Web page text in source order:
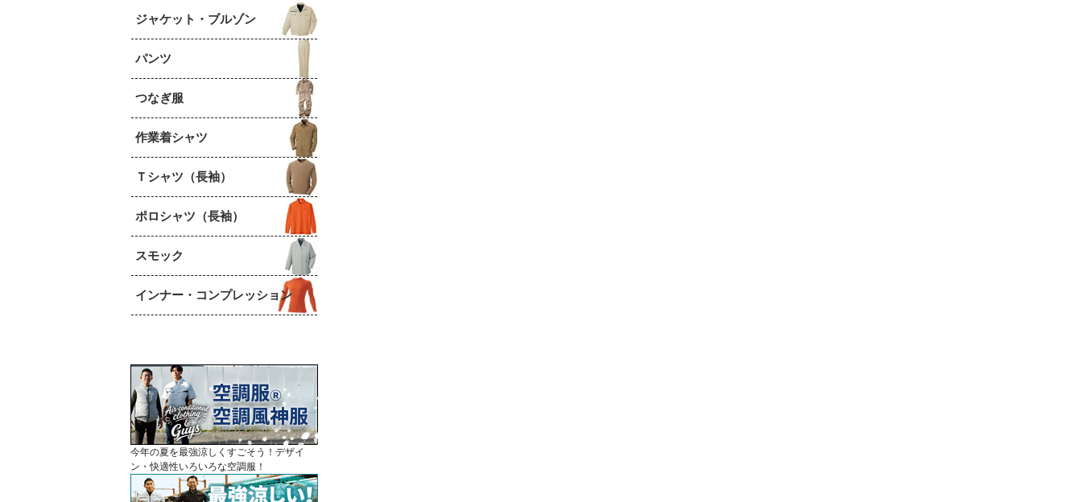
ジャケット・ブルゾン
パンツ
つなぎ服
作業着シャツ
Ｔシャツ（長袖）
ポロシャツ（長袖）
スモック
インナー・コンプレッション
今年の夏を最強涼しくすごそう！デザイ
ン・快適性いろいろな空調服！